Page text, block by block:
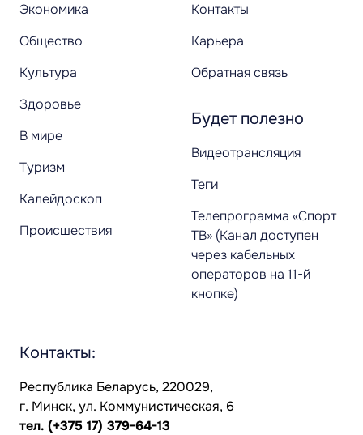
Экономика
Общество
Культура
Здоровье
В мире
Туризм
Калейдоскоп
Происшествия
Контакты
Карьера
Обратная связь
Будет полезно
Видеотрансляция
Теги
Телепрограмма «Спорт
ТВ» (Канал доступен
через кабельных
операторов на 11-й
кнопке)
Контакты:
Республика Беларусь, 220029,
г. Минск, ул. Коммунистическая, 6
тел. (+375 17) 379-64-13